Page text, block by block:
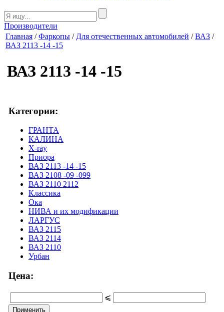
Производители
Главная /Фаркопы / Для отечественных автомобилей /ВАЗ /
ВАЗ 2113 -14 -15
ВАЗ 2113 -14 -15
Категории:
ГРАНТА
КАЛИНА
X-ray
Приора
ВАЗ 2113 -14 -15
ВАЗ 2108 -09 -099
ВАЗ 2110 2112
Классика
Ока
НИВА и их модификации
ЛАРГУС
ВАЗ 2115
ВАЗ 2114
ВАЗ 2110
Урбан
Цена:
⩽